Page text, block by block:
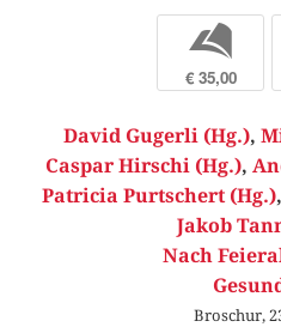
b
€ 35,00
David Gugerli (Hg.),
Caspar Hirschi (Hg.),
Patricia Purtschert (Hg.),
Jakob
Nach
Broschur,